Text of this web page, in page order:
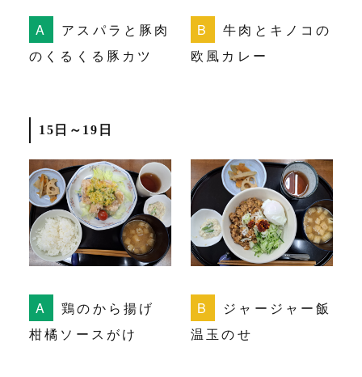
アスパラと豚肉
のくるくる豚カツ
牛肉とキノコの
欧風カレー
15日～19日
鶏のから揚げ
柑橘ソースがけ
ジャージャー飯
温玉のせ